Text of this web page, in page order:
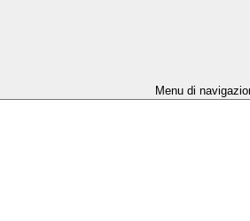
Menu di